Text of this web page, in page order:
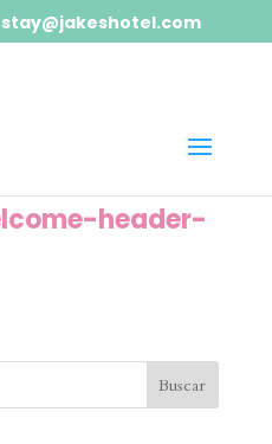
stay@jakeshotel.com
header-